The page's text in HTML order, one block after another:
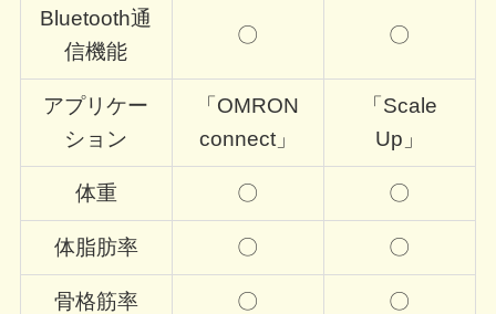
Bluetooth通
信機能
〇 〇
アプリケー
ション
「OMRON
connect」
「Scale
Up」
体重 〇 〇
体脂肪率 〇 〇
骨格筋率 〇 〇